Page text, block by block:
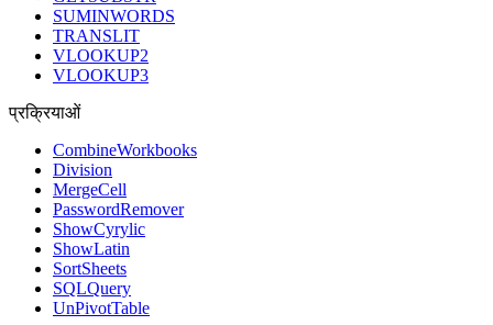
SUMINWORDS
TRANSLIT
VLOOKUP2
VLOOKUP3
प्रक्रियाओं
CombineWorkbooks
Division
MergeCell
PasswordRemover
ShowCyrylic
ShowLatin
SortSheets
SQLQuery
UnPivotTable